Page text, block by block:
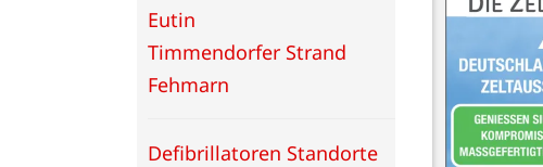
Eutin
Timmendorfer Strand
Fehmarn
Defibrillatoren Standorte